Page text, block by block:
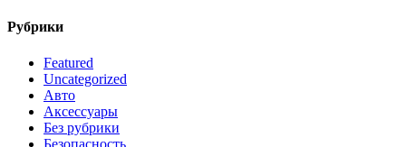
Рубрики
Featured
Uncategorized
Авто
Аксессуары
Без рубрики
Безопасность